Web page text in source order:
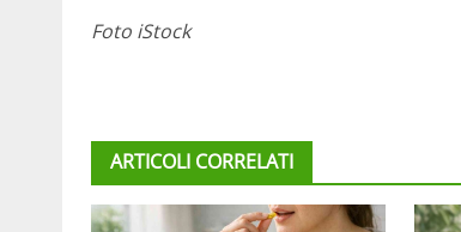
Foto iStock
ARTICOLI CORRELATI